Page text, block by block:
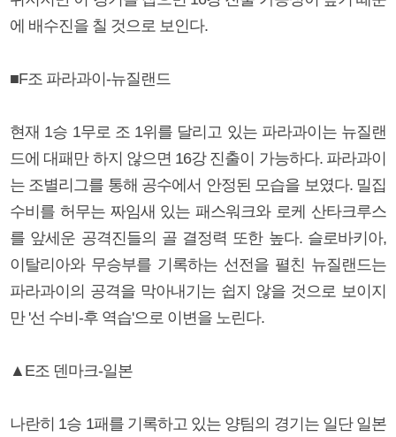
에 배수진을 칠 것으로 보인다.
■F조 파라과이-뉴질랜드
현재 1승 1무로 조 1위를 달리고 있는 파라과이는 뉴질랜
드에 대패만 하지 않으면 16강 진출이 가능하다. 파라과이
는 조별리그를 통해 공수에서 안정된 모습을 보였다. 밀집
수비를 허무는 짜임새 있는 패스워크와 로케 산타크루스
를 앞세운 공격진들의 골 결정력 또한 높다. 슬로바키아,
이탈리아와 무승부를 기록하는 선전을 펼친 뉴질랜드는
파라과이의 공격을 막아내기는 쉽지 않을 것으로 보이지
만 '선 수비-후 역습'으로 이변을 노린다.
▲E조 덴마크-일본
나란히 1승 1패를 기록하고 있는 양팀의 경기는 일단 일본